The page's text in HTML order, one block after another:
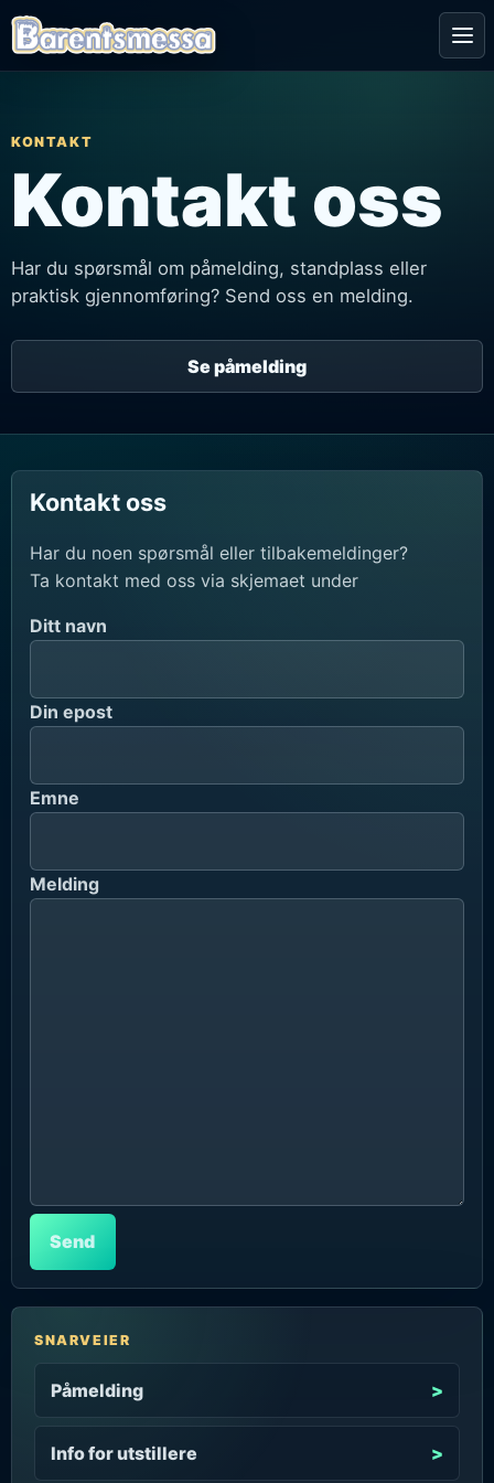
KONTAKT
Kontakt oss
Har du spørsmål om påmelding, standplass eller
praktisk gjennomføring? Send oss en melding.
Se påmelding
Kontakt oss
Har du noen spørsmål eller tilbakemeldinger?
Ta kontakt med oss via skjemaet under
Ditt navn
Din epost
Emne
Melding
SNARVEIER
Påmelding
Info for utstillere